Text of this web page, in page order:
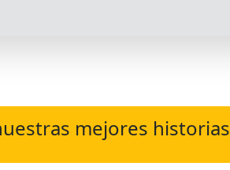
mejores historias